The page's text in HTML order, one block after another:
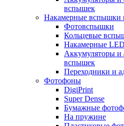
вспышек
Накамерные вспышки
Фотовспышки
Кольцевые
Накамерные LED
Аккумуляторы и
вспышек
Переходники и
Фотофоны
DigiPrint
Super Dense
Бумажные
На пружине